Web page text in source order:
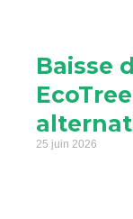
Baisse
25 juin 2026